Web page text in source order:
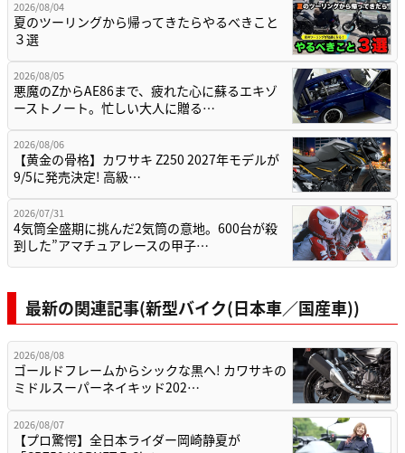
2026/08/04
夏のツーリングから帰ってきたらやるべきこと
３選
2026/08/05
悪魔のZからAE86まで、疲れた心に蘇るエキゾ
ーストノート。忙しい大人に贈る…
2026/08/06
【黄金の骨格】カワサキ Z250 2027年モデルが
9/5に発売決定! 高級…
2026/07/31
4気筒全盛期に挑んだ2気筒の意地。600台が殺
到した”アマチュアレースの甲子…
最新の関連記事(新型バイク(日本車／国産車))
2026/08/08
ゴールドフレームからシックな黒へ! カワサキの
ミドルスーパーネイキッド202…
2026/08/07
【プロ驚愕】全日本ライダー岡崎静夏が